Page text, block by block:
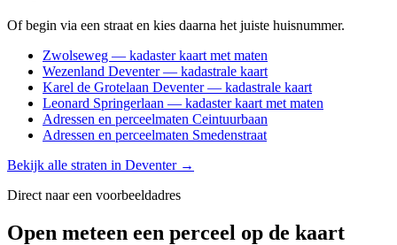
Of begin via een straat en kies daarna het juiste huisnummer.
Zwolseweg — kadaster kaart met maten
Wezenland Deventer — kadastrale kaart
Karel de Grotelaan Deventer — kadastrale kaart
Leonard Springerlaan — kadaster kaart met maten
Adressen en perceelmaten Ceintuurbaan
Adressen en perceelmaten Smedenstraat
Bekijk alle straten in Deventer →
Direct naar een voorbeeldadres
Open meteen een perceel op de kaart